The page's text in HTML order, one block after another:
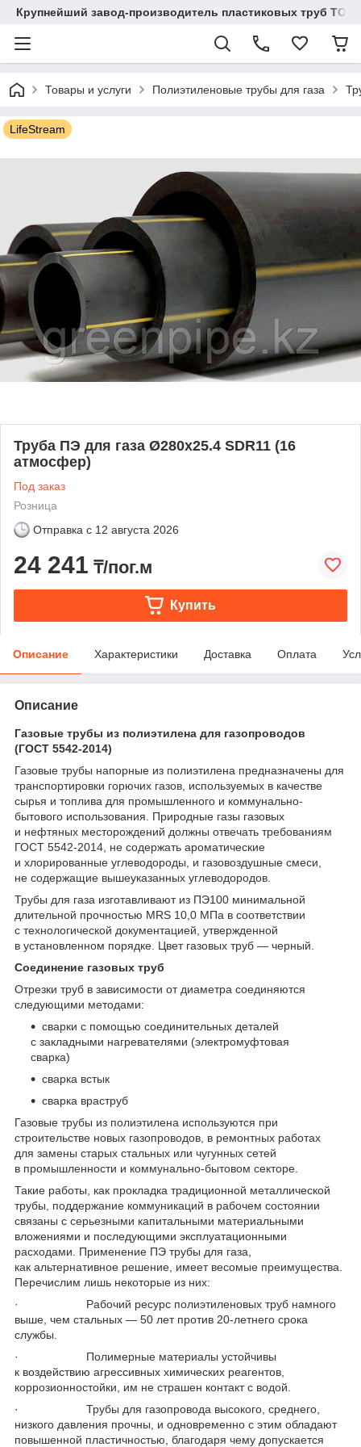
Крупнейший завод-производитель пластиковых труб ТОО
Товары и услуги Полиэтиленовые трубы для газа
LifeStream
Труба ПЭ для газа Ø280х25.4 SDR11 (16
атмосфер)
Под заказ
Розница
Отправка с 12 августа 2026
24 241 ₸/пог.м
Купить
Описание Характеристики Доставка Оплата
Описание
Газовые трубы из полиэтилена для газопроводов
(ГОСТ 5542-2014)
Газовые трубы напорные из полиэтилена предназначены для
транспортировки горючих газов, используемых в качестве
сырья и топлива для промышленного и коммунально-
бытового использования. Природные газы газовых
и нефтяных месторождений должны отвечать требованиям
ГОСТ 5542-2014, не содержать ароматические
и хлорированные углеводороды, и газовоздушные смеси,
не содержащие вышеуказанных углеводородов.
Трубы для газа изготавливают из ПЭ100 минимальной
длительной прочностью MRS 10,0 МПа в соответствии
с технологической документацией, утвержденной
в установленном порядке. Цвет газовых труб — черный.
Соединение газовых труб
Отрезки труб в зависимости от диаметра соединяются
следующими методами:
сварки с помощью соединительных деталей
с закладными нагревателями (электромуфтовая
сварка)
сварка встык
сварка враструб
Газовые трубы из полиэтилена используются при
строительстве новых газопроводов, в ремонтных работах
для замены старых стальных или чугунных сетей
в промышленности и коммунально-бытовом секторе.
Такие работы, как прокладка традиционной металлической
трубы, поддержание коммуникаций в рабочем состоянии
связаны с серьезными капитальными материальными
вложениями и последующими эксплуатационными
расходами. Применение ПЭ трубы для газа,
как альтернативное решение, имеет весомые преимущества.
Перечислим лишь некоторые из них:
· Рабочий ресурс полиэтиленовых труб намного
выше, чем стальных — 50 лет против 20-летнего срока
службы.
· Полимерные материалы устойчивы
к воздействию агрессивных химических реагентов,
коррозионностойки, им не страшен контакт с водой.
· Трубы для газопровода высокого, среднего,
низкого давления прочны, и одновременно с этим обладают
повышенной пластичностью, благодаря чему допускается